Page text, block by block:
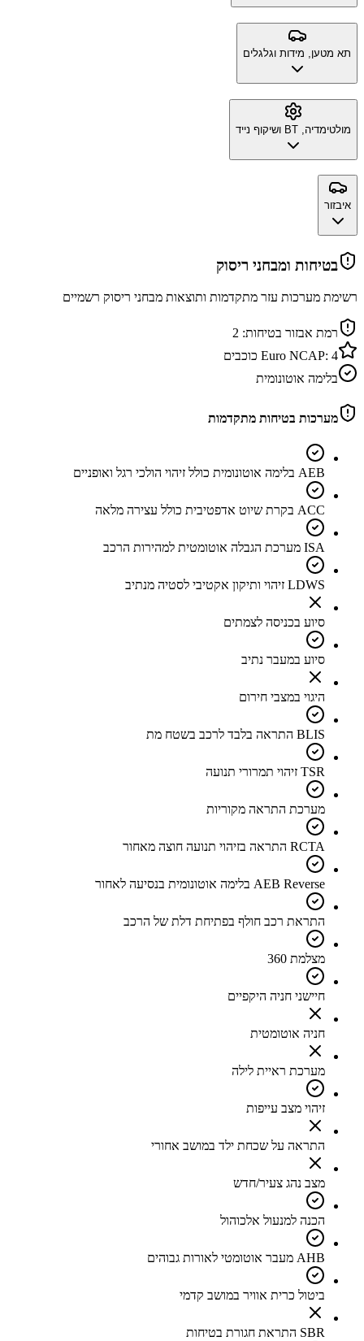
תא מטען, מידות וגלגלים
מולטימדיה, BT ושיקוף נייד
איבזור
בטיחות ומבחני ריסוק
רשימת מערכות עזר מתקדמות ותוצאות מבחני ריסוק רשמיים
רמת אבזור בטיחות: 2
Euro NCAP: 4
כוכבים
בלימה אוטונומית
מערכות בטיחות מתקדמות
AEB בלימה אוטונומית כולל זיהוי הולכי רגל ואופניים
ACC בקרת שיוט אדפטיבית כולל עצירה מלאה
ISA מערכת הגבלה אוטומטית למהירות הרכב
LDWS זיהוי ותיקון אקטיבי לסטיה מנתיב
סיוע בכניסה לצמתים
סיוע במעבר נתיב
היגוי במצבי חירום
BLIS התראה בלבד לרכב בשטח מת
TSR זיהוי תמרורי תנועה
מערכת התראה מקוריות
RCTA התראה בזיהוי תנועה חוצה מאחור
AEB Reverse בלימה אוטונומית בנסיעה לאחור
התראת רכב חולף בפתיחת דלת של הרכב
מצלמת 360
חיישני חניה היקפיים
חניה אוטומטית
מערכת ראיית לילה
זיהוי מצב עייפות
התראה על שכחת ילד במושב אחורי
מצב נהג צעיר/חדש
הכנה למנעול אלכוהול
AHB מעבר אוטומטי לאורות גבוהים
ביטול כרית אוויר במושב קדמי
SBR התראת חגורת בטיחות